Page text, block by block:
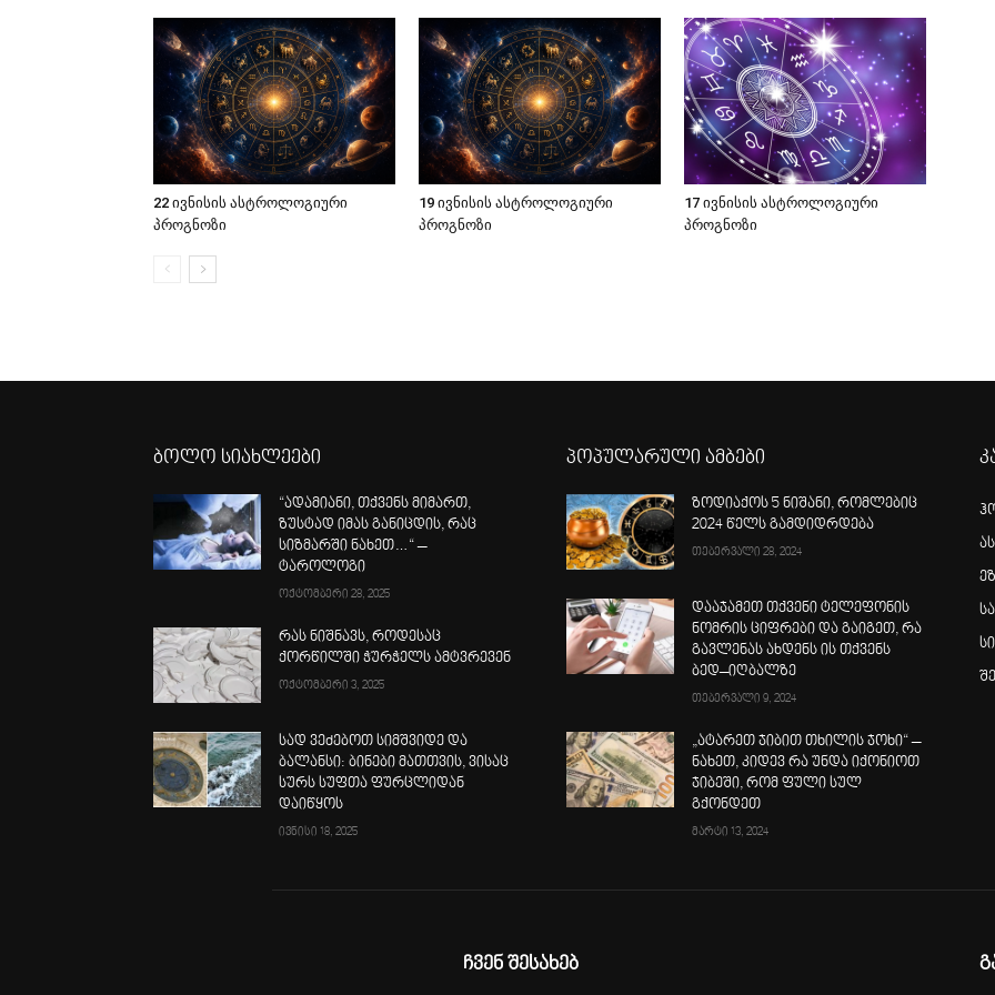
22 ივნისის ასტროლოგიური
პროგნოზი
19 ივნისის ასტროლოგიური
პროგნოზი
17 ივნისის ასტროლოგიური
პროგნოზი
ბოლო სიახლეები
“ადამიანი, თქვენს მიმართ,
ზუსტად იმას განიცდის, რაც
სიზმარში ნახეთ…“ –
ტაროლოგი
ოქტომბერი 28, 2025
რას ნიშნავს, როდესაც
ქორწილში ჭურჭელს ამტვრევენ
ოქტომბერი 3, 2025
სად ვეძებოთ სიმშვიდე და
ბალანსი: ბინები მათთვის, ვისაც
სურს სუფთა ფურცლიდან
დაიწყოს
ივნისი 18, 2025
პოპულარული ამბები
ზოდიაქოს 5 ნიშანი, რომლებიც
2024 წელს გამდიდრდება
თებერვალი 28, 2024
დააჯამეთ თქვენი ტელეფონის
ნომრის ციფრები და გაიგეთ, რა
გავლენას ახდენს ის თქვენს
ბედ–იღბალზე
თებერვალი 9, 2024
„ატარეთ ჯიბით თხილის ჯოხი“ –
ნახეთ, კიდევ რა უნდა იქონიოთ
ჯიბეში, რომ ფული სულ
გქონდეთ
მარტი 13, 2024
ჩვენ შესახებ